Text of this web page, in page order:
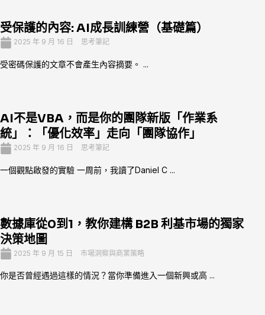
受保護的內容: AI成長訓練營（基礎篇）
2025 年 9 月 16 日 思考筆記
受密碼保護的文章不會產生內容摘要。 ...
AI不是VBA，而是你的團隊新版「作業系
統」：「優化效率」走向「團隊協作」
2025 年 9 月 16 日 思考筆記
一個觀點啟發的實驗 一周前，我讀了Daniel C ...
數據庫從0到1，教你建構 B2B 利基市場的獨家
決策地圖
2025 年 9 月 15 日 市場洞察與商業策略
你是否曾經遇過這樣的情況？當你準備進入一個新興或高 ...